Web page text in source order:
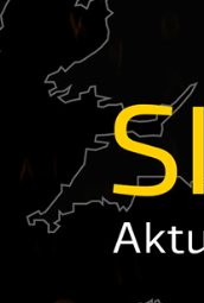
Zum
Inhalt
springen